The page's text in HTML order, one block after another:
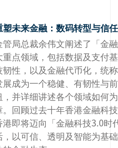
塑未来金融：数码转型与信任
管局总裁余伟文阐述了「金
重点领域，包括数据及支付
韧性，以及金融代币化，统
展成为一个稳健、有韧性与
，并详细讲述各个领域如何
。回顾过去十年香港金融科
港即将迈向「金融科技3.0时
，以可信、透明及智能为基